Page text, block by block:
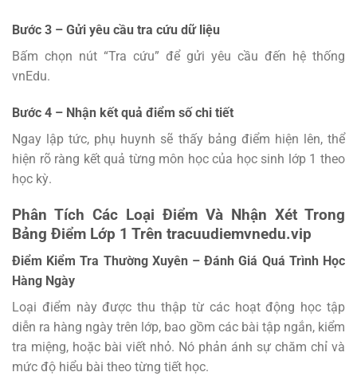
Bước 3 – Gửi yêu cầu tra cứu dữ liệu
Bấm chọn nút “Tra cứu” để gửi yêu cầu đến hệ thống
vnEdu.
Bước 4 – Nhận kết quả điểm số chi tiết
Ngay lập tức, phụ huynh sẽ thấy bảng điểm hiện lên, thể
hiện rõ ràng kết quả từng môn học của học sinh lớp 1 theo
học kỳ.
Phân Tích Các Loại Điểm Và Nhận Xét Trong
Bảng Điểm Lớp 1 Trên tracuudiemvnedu.vip
Điểm Kiểm Tra Thường Xuyên – Đánh Giá Quá Trình Học
Hàng Ngày
Loại điểm này được thu thập từ các hoạt động học tập
diễn ra hàng ngày trên lớp, bao gồm các bài tập ngắn, kiểm
tra miệng, hoặc bài viết nhỏ. Nó phản ánh sự chăm chỉ và
mức độ hiểu bài theo từng tiết học.